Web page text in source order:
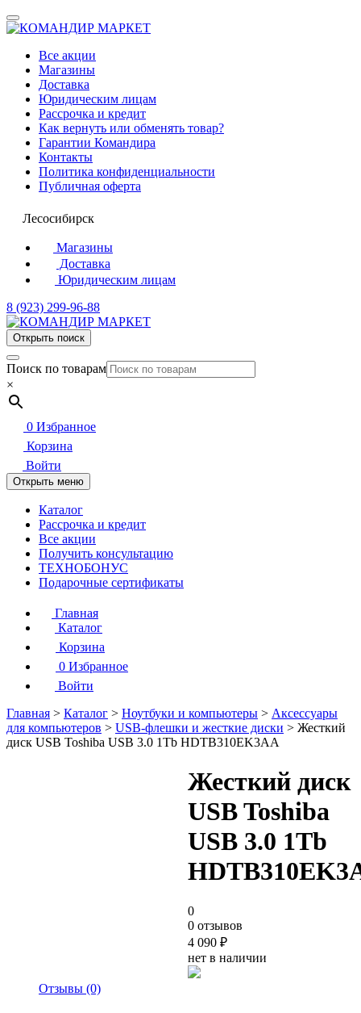
Все акции
Магазины
Доставка
Юридическим лицам
Рассрочка и кредит
Как вернуть или обменять товар?
Гарантии Командира
Контакты
Политика конфиденциальности
Публичная оферта
Лесосибирск
Магазины
Доставка
Юридическим лицам
8 (923) 299-96-88
Открыть поиск
Поиск по товарам
×
0 Избранное
Корзина
Войти
Открыть меню
Каталог
Рассрочка и кредит
Все акции
Получить консультацию
ТЕХНОБОНУС
Подарочные сертификаты
Главная
Каталог
Корзина
0 Избранное
Войти
Главная > Каталог > Ноутбуки и компьютеры > Аксессуары
для компьютеров > USB-флешки и жесткие диски > Жесткий
диск USB Toshiba USB 3.0 1Tb HDTB310EK3AA
Жесткий диск
USB Toshiba
USB 3.0 1Tb
0
0 отзывов
4 090 ₽
нет в наличии
Отзывы (0)